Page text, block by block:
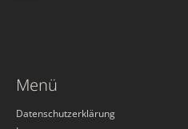
Menü
Datenschutzerklärung